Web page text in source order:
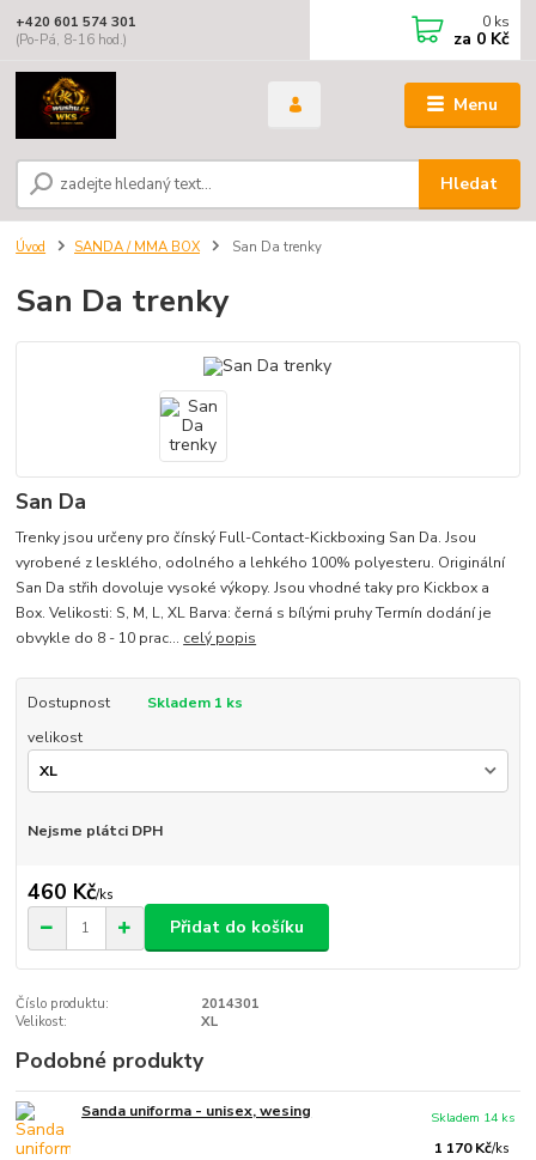
Menu
Hledat
+420 601 574 301
(Po-Pá, 8-16 hod.)
0 ks
za 0 Kč
Úvod SANDA / MMA BOX San Da trenky
San Da trenky
San Da
Trenky jsou určeny pro čínský Full-Contact-Kickboxing San Da. Jsou
vyrobené z lesklého, odolného a lehkého 100% polyesteru. Originální
San Da střih dovoluje vysoké výkopy. Jsou vhodné taky pro Kickbox a
Box. Velikosti: S, M, L, XL Barva: černá s bílými pruhy Termín dodání je
obvykle do 8 - 10 prac... celý popis
Dostupnost
Skladem 1 ks
velikost
Nejsme plátci DPH
460 Kč/ks
Přidat do košíku
Číslo produktu:
2014301
Velikost:
XL
Podobné produkty
Sanda uniforma - unisex, wesing
1 170 Kč/ks
Skladem 14 ks